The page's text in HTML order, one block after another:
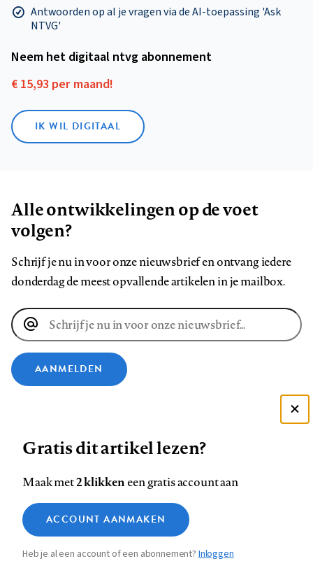
Antwoorden op al je vragen via de AI-toepassing 'Ask
NTVG'
Neem het digitaal ntvg abonnement
€ 15,93 per maand!
IK WIL DIGITAAL
Alle ontwikkelingen op de voet
volgen?
Schrijf je nu in voor onze nieuwsbrief en ontvang iedere
donderdag de meest opvallende artikelen in je mailbox.
E-
mailadres
AANMELDEN
ons
op
Facebook
ons
op
LinkedIn
ons
op
Bluesky
ons
op
Instagram
ons
op
YouTube
ons
Footer
navigation
Contact Colofon Disclaimer Privacy
Medische vragen verdienen
betrouwbare antwoorden
Zie onze cookie policy
Analytische cookies
Marketing cookies
Gratis dit artikel lezen?
Maak met2 klikkeneen gratis account aan
ACCOUNT AANMAKEN
Heb je al een account of een abonnement?Inloggen